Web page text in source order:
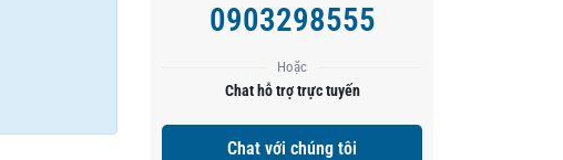
0903298555
Hoặc
Chat hỗ trợ trực tuyến
Chat với chúng tôi